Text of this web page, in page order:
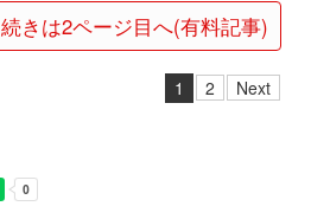
続きは2ページ目へ(有料記事)
1 2 Next